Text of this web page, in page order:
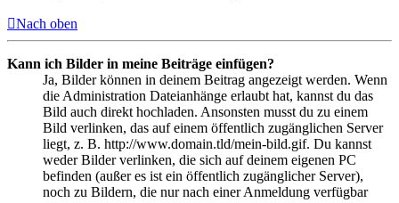
Nach oben
Kann ich Bilder in meine Beiträge einfügen?
Ja, Bilder können in deinem Beitrag angezeigt werden. Wenn
die Administration Dateianhänge erlaubt hat, kannst du das
Bild auch direkt hochladen. Ansonsten musst du zu einem
Bild verlinken, das auf einem öffentlich zugänglichen Server
liegt, z. B. http://www.domain.tld/mein-bild.gif. Du kannst
weder Bilder verlinken, die sich auf deinem eigenen PC
befinden (außer es ist ein öffentlich zugänglicher Server),
noch zu Bildern, die nur nach einer Anmeldung verfügbar